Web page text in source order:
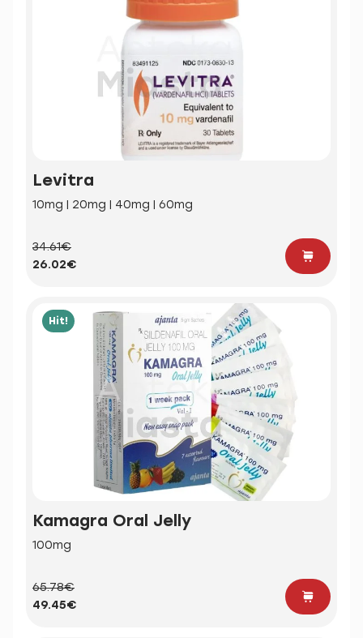
Levitra
10mg | 20mg | 40mg | 60mg
34.61€
26.02€
Hit!
Kamagra Oral Jelly
100mg
65.78€
49.45€